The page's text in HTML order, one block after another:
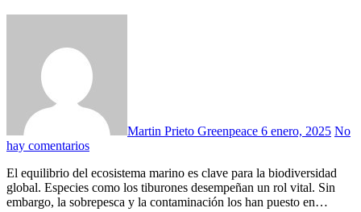
Martin Prieto Greenpeace 6 enero, 2025 No
hay comentarios
El equilibrio del ecosistema marino es clave para la biodiversidad
global. Especies como los tiburones desempeñan un rol vital. Sin
embargo, la sobrepesca y la contaminación los han puesto en…